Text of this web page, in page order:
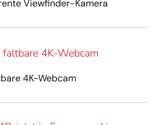
Viewfinder-Kamera
4K-Webcam